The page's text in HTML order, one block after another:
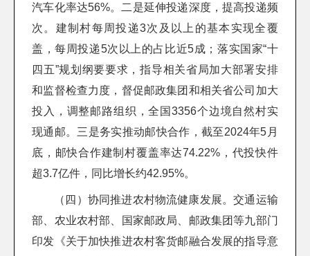
汽车化率达56%。二是延伸投递深度，提高投递频
次。建制村每周投递3次及以上的基本实现全覆
盖，每周投递5次以上的占比近5成；落实国家“十
四五”规划纲要要求，指导相关省局加大部署安排
和监督检查力度，督促邮政集团和相关省公司加大
投入，调整邮路组织，全国3356个边境自然村实
现通邮。三是务实推动邮快合作，截至2024年5月
底，邮快合作建制村覆盖率达74.22%，代投快件
超3.7亿件，同比增长约42.95%。
（四）协同推进农村物流健康发展。交通运输
部、农业农村部、国家邮政局、邮政集团等九部门
印发《关于加快推进农村客货邮融合发展的指导意